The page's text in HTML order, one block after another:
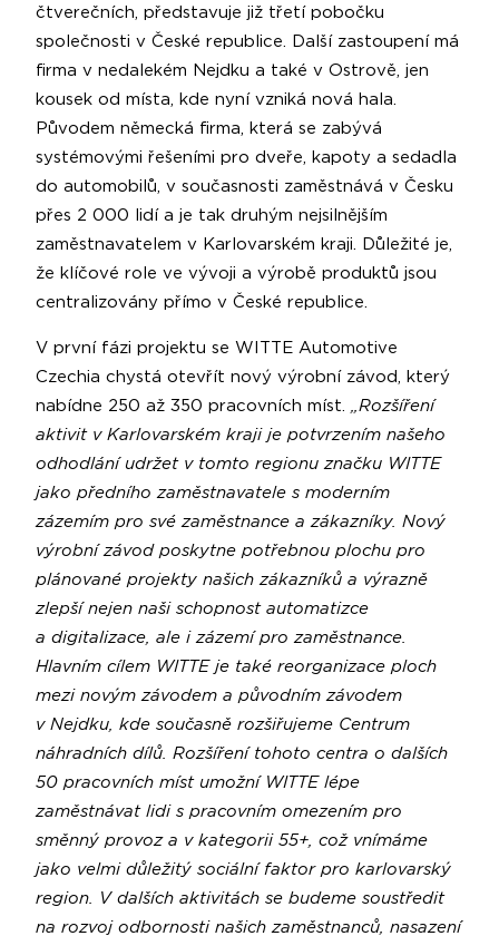
čtverečních, představuje již třetí pobočku
společnosti v České republice. Další zastoupení má
firma v nedalekém Nejdku a také v Ostrově, jen
kousek od místa, kde nyní vzniká nová hala.
Původem německá firma, která se zabývá
systémovými řešeními pro dveře, kapoty a sedadla
do automobilů, v současnosti zaměstnává v Česku
přes 2 000 lidí a je tak druhým nejsilnějším
zaměstnavatelem v Karlovarském kraji. Důležité je,
že klíčové role ve vývoji a výrobě produktů jsou
centralizovány přímo v České republice.
V první fázi projektu se WITTE Automotive
Czechia chystá otevřít nový výrobní závod, který
nabídne 250 až 350 pracovních míst. „Rozšíření
aktivit v Karlovarském kraji je potvrzením našeho
odhodlání udržet v tomto regionu značku WITTE
jako předního zaměstnavatele s moderním
zázemím pro své zaměstnance a zákazníky. Nový
výrobní závod poskytne potřebnou plochu pro
plánované projekty našich zákazníků a výrazně
zlepší nejen naši schopnost automatizce
a digitalizace, ale i zázemí pro zaměstnance.
Hlavním cílem WITTE je také reorganizace ploch
mezi novým závodem a původním závodem
v Nejdku, kde současně rozšiřujeme Centrum
náhradních dílů. Rozšíření tohoto centra o dalších
50 pracovních míst umožní WITTE lépe
zaměstnávat lidi s pracovním omezením pro
směnný provoz a v kategorii 55+, což vnímáme
jako velmi důležitý sociální faktor pro karlovarský
region. V dalších aktivitách se budeme soustředit
na rozvoj odbornosti našich zaměstnanců, nasazení